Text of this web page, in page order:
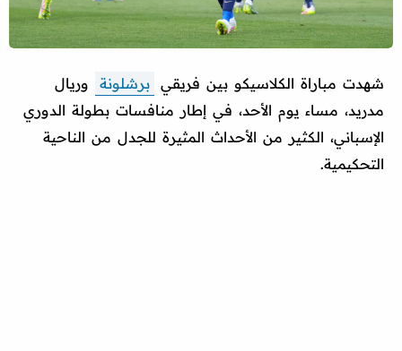
شهدت مباراة الكلاسيكو بين فريقي برشلونة
وريال
مدريد، مساء يوم الأحد، في إطار منافسات بطولة الدوري
الإسباني، الكثير من الأحداث المثيرة للجدل من الناحية
التحكيمية.